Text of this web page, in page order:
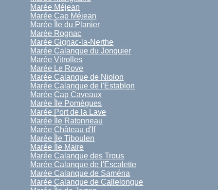
Marée Méjean
Marée Cap Méjean
Marée Île du Planier
Marée Rognac
Marée Gignac-la-Nerthe
Marée Calanque du Jonquier
Marée Vitrolles
Marée Le Rove
Marée Calanque de Niolon
Marée Calanque de l'Establon
Marée Cap Caveaux
Marée Île Pomègues
Marée Port de la Lave
Marée Île Ratonneau
Marée Château d'If
Marée Île Tiboulen
Marée Île Maire
Marée Calanque des Trous
Marée Calanque de l'Escalette
Marée Calanque de Saména
Marée Calanque de Callelongue